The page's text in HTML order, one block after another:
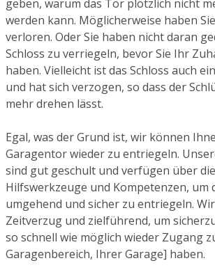
geben, warum das Tor plötzlich nicht
werden kann. Möglicherweise haben
verloren. Oder Sie haben nicht daran
Schloss zu verriegeln, bevor Sie Ihr
haben. Vielleicht ist das Schloss auch
und hat sich verzogen, so dass der
mehr drehen lässt.
Egal, was der Grund ist, wir können
Garagentor wieder zu entriegeln.
sind gut geschult und verfügen über
Hilfswerkzeuge und Kompetenzen, um
umgehend und sicher zu entriegeln.
Zeitverzug und zielführend, um
so schnell wie möglich wieder Zugang
Garagenbereich, Ihrer Garage] haben.